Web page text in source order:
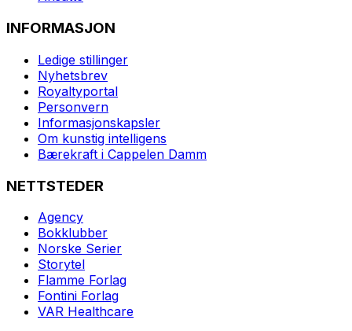
INFORMASJON
Ledige stillinger
Nyhetsbrev
Royaltyportal
Personvern
Informasjonskapsler
Om kunstig intelligens
Bærekraft i Cappelen Damm
NETTSTEDER
Agency
Bokklubber
Norske Serier
Storytel
Flamme Forlag
Fontini Forlag
VAR Healthcare